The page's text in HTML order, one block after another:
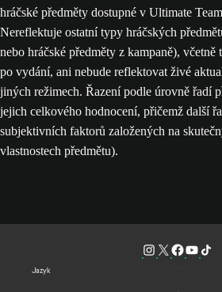
hráčské předměty dostupné v Ultimate
Nereflektuje ostatní typy hráčských
nebo hráčské předměty z kampaně),
po vydání, ani nebude reflektovat živé
jiných režimech. Řazení podle úrovně řadí
jejich celkového hodnocení, přičemž další
subjektivních faktorů založených na
vlastnostech předmětu).
Jazyk